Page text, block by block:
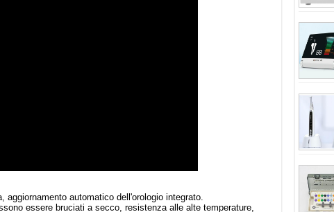
automatico dell'orologio integrato.
essere bruciati a secco, resistenza alle alte temperature,